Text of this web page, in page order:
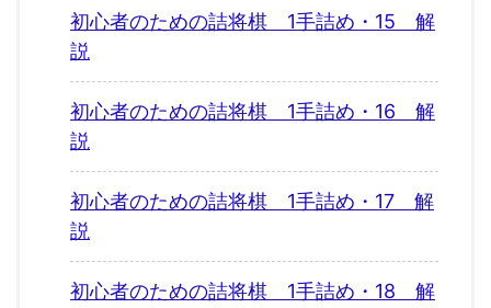
初心者のための詰将棋 1手詰め・15 解
説
初心者のための詰将棋 1手詰め・16 解
説
初心者のための詰将棋 1手詰め・17 解
説
初心者のための詰将棋 1手詰め・18 解